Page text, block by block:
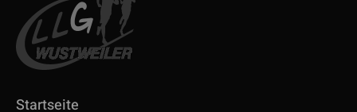
Startseite